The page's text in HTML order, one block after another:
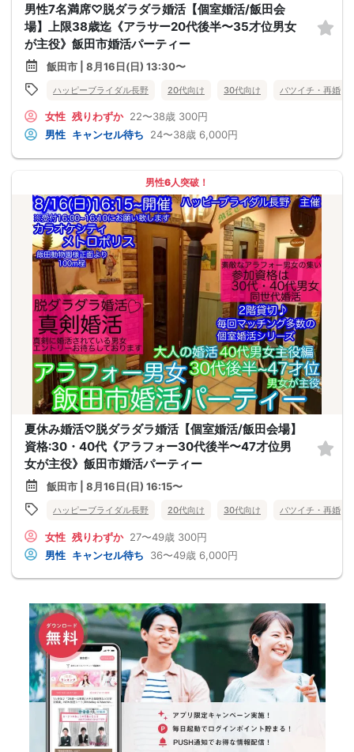
男性7名満席♡脱ダラダラ婚活【個室婚活/飯田会
場】上限38歳迄《アラサー20代後半〜35才位男女
が主役》飯田市婚活パーティー
飯田市 | 8月16日(日) 13:30〜
ハッピーブライダル長野 20代向け 30代向け バツイチ・再婚
女性 残りわずか 22〜38歳 300円
男性 キャンセル待ち 24〜38歳 6,000円
男性6人突破！
夏休み婚活♡脱ダラダラ婚活【個室婚活/飯田会場】
資格:30・40代《アラフォー30代後半〜47才位男
女が主役》飯田市婚活パーティー
飯田市 | 8月16日(日) 16:15〜
ハッピーブライダル長野 20代向け 30代向け バツイチ・再婚
女性 残りわずか 27〜49歳 300円
男性 キャンセル待ち 36〜49歳 6,000円